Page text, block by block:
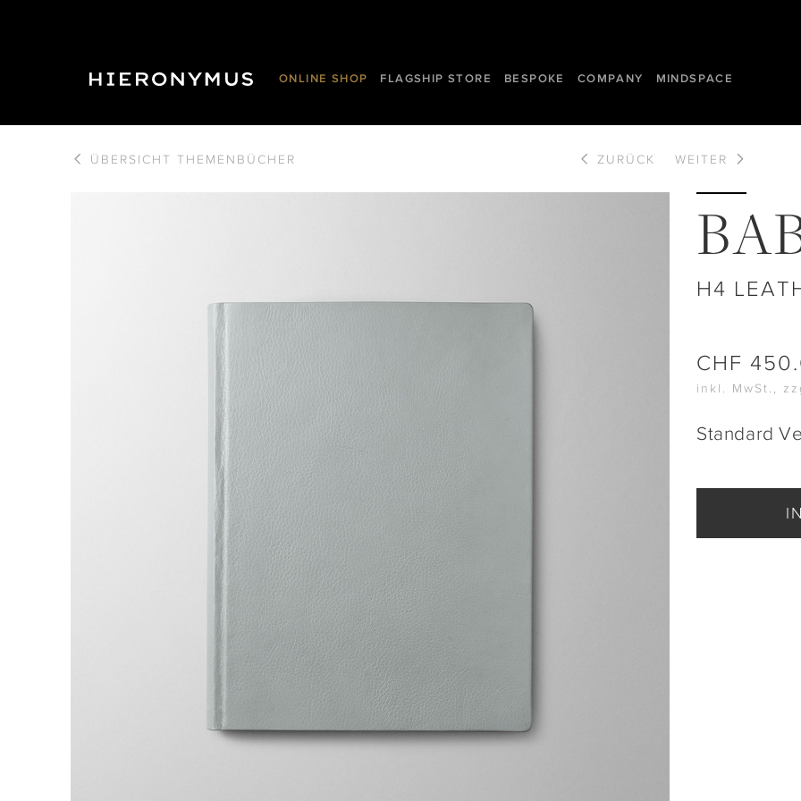
ONLINE SHOP FLAGSHIP STORE BESPOKE COMPANY MINDSPACE
ÜBERSICHT THEMENBÜCHER ZURÜCK WEITER
H4
CHF
inkl. MwSt.,
Standard